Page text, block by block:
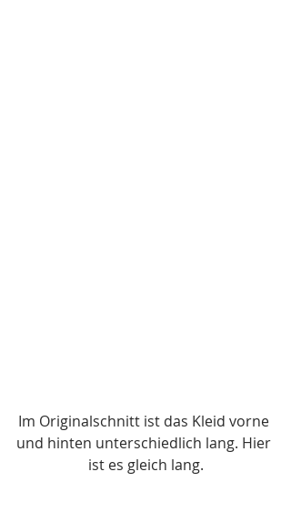
Im Originalschnitt ist das Kleid vorne
und hinten unterschiedlich lang. Hier
ist es gleich lang.